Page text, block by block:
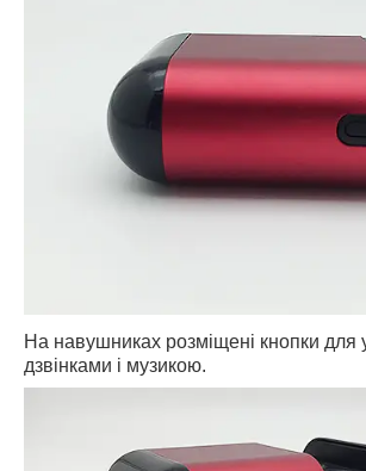
На навушниках розміщені кнопки для
дзвінками і музикою.